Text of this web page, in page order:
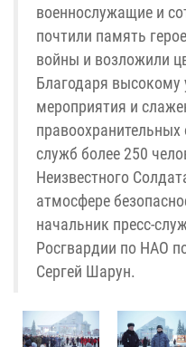
военнослужащие и
почтили память
войны и возложили
Благодаря
мероприятия и
служб более 250
Неизвестного
атмосфере
начальник пресс-
Росгвардии по НАО
Сергей Шарун.